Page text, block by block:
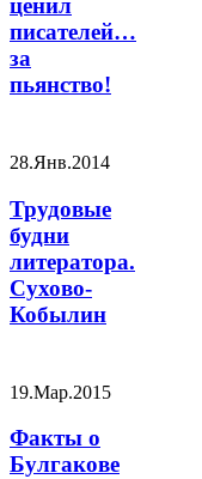
ценил
писателей…
за
пьянство!
28.Янв.2014
Трудовые
будни
литератора.
Сухово-
Кобылин
19.Мар.2015
Факты о
Булгакове